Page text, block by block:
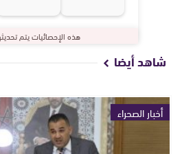
هذه الإحصائيات يتم
شاهد أيضا
أخبار الصحراء